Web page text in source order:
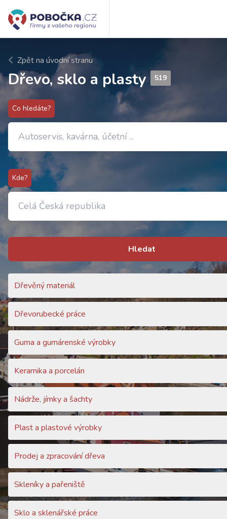
Zpět na úvodní stranu
Dřevo, sklo a plasty 519
Co hledáte?
Kde?
Hledat
Dřevěný materiál
Dřevorubecké práce
Guma a gumárenské výrobky
Keramika a porcelán
Nádrže, jímky a šachty
Plast a plastové výrobky
Prodej a zpracování dřeva
Skleníky a pařeniště
Sklo a sklenářské práce